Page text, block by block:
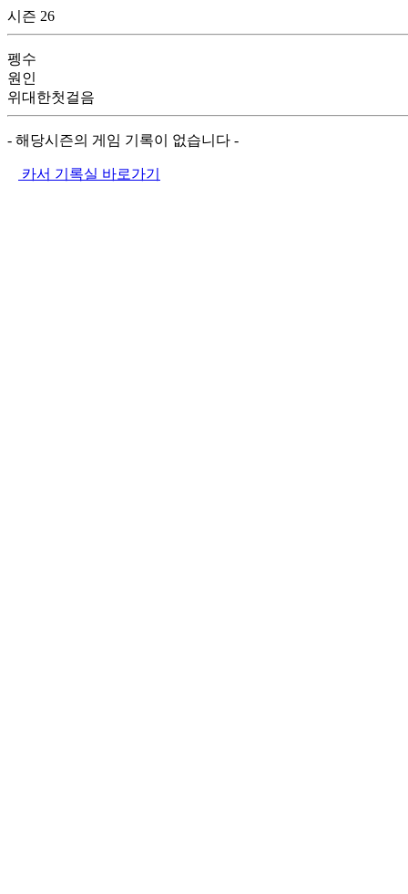
시즌 26
펭수
원인
위대한첫걸음
- 해당시즌의 게임 기록이 없습니다 -
카서 기록실 바로가기